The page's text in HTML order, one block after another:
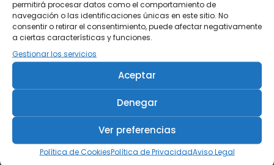
permitirá procesar datos como el comportamiento de
navegación o las identificaciones únicas en este sitio. No
consentir o retirar el consentimiento, puede afectar negativamente
a ciertas características y funciones.
Gestionar los servicios
Aceptar
Denegar
Ver preferencias
Política de CookiesPolítica de PrivacidadAviso Legal
Tisanera "Christmas Cats" 0,25l.
porcelana
13,90€